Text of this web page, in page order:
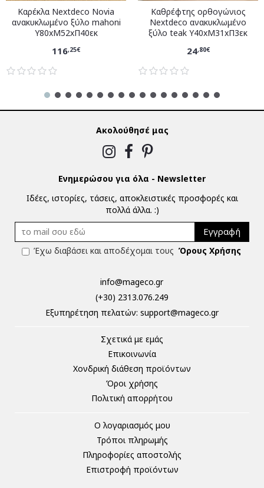
Καρέκλα Nextdeco Novia
ανακυκλωμένο ξύλο mahoni
Υ80xM52xΠ40εκ
116,25€
Καθρέφτης ορθογώνιος
Nextdeco ανακυκλωμένο
ξύλο teak Υ40xM31xΠ3εκ
24,80€
Ακολούθησέ μας
Ενημερώσου για όλα - Newsletter
Ιδέες, ιστορίες, τάσεις, αποκλειστικές προσφορές και
πολλά άλλα. :)
Εγγραφή
Έχω διαβάσει και αποδέχομαι τους Όρους Χρήσης
info@mageco.gr
(+30) 2313.076.249
Eξυπηρέτηση πελατών: support@mageco.gr
Σχετικά με εμάς
Επικοινωνία
Χονδρική διάθεση προϊόντων
Όροι χρήσης
Πολιτική απορρήτου
Ο λογαριασμός μου
Τρόποι πληρωμής
Πληροφορίες αποστολής
Επιστροφή προϊόντων